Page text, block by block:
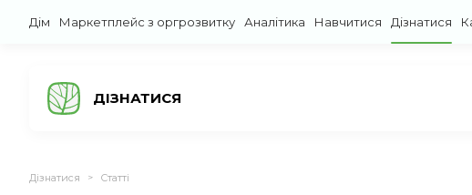
Дім Маркетплейс з оргрозвитку Аналітика Навчитися Дізнатися
ДІЗНАТИСЯ
Дізнатися > Статті